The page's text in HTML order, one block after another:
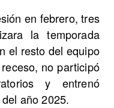
en febrero, tres
la temporada
el resto del equipo
no participó
y entrenó
año 2025.